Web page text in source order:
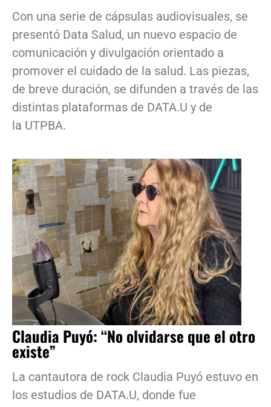
Con una serie de cápsulas audiovisuales, se
presentó Data Salud, un nuevo espacio de
comunicación y divulgación orientado a
promover el cuidado de la salud. Las piezas,
de breve duración, se difunden a través de las
distintas plataformas de DATA.U y de
la UTPBA.
Claudia Puyó: “No olvidarse que el otro
existe”
La cantautora de rock Claudia Puyó estuvo en
los estudios de DATA.U, donde fue